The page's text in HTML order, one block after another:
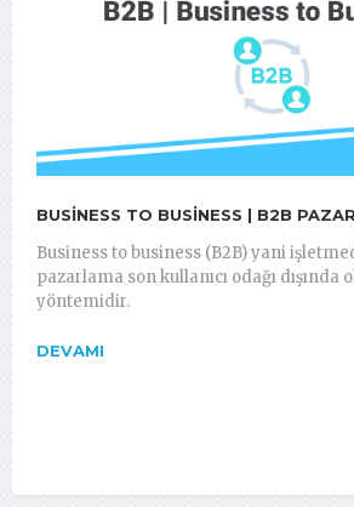
BUSINESS TO BUSINESS | B2B
Business to business (B2B) yani
pazarlama son kullanıcı odağı
yöntemidir.
DEVAMI